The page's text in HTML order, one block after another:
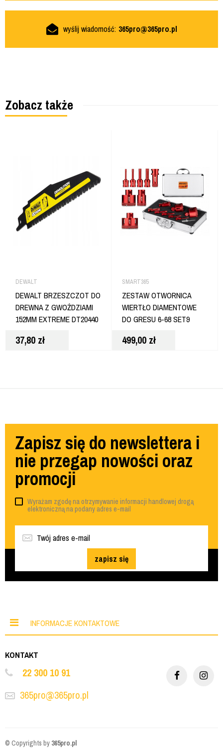
wyślij wiadomość: 365pro@365pro.pl
Zobacz także
DEWALT
DEWALT BRZESZCZOT DO
DREWNA Z GWOŹDZIAMI
152MM EXTREME DT20440
37,80 zł
SMART365
ZESTAW OTWORNICA
WIERTŁO DIAMENTOWE
DO GRESU 6-68 SET9
499,00 zł
Zapisz się do newslettera i
nie przegap nowości oraz
promocji
Wyrażam zgodę na otrzymywanie informacji handlowej drogą
elektroniczną na podany adres e-mail
zapisz się
INFORMACJE KONTAKTOWE
KONTAKT
22 300 10 91
365pro@365pro.pl
© Copyrights by 365pro.pl